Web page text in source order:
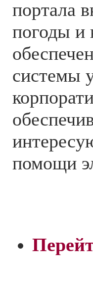
портала
погоды и
системы
помощи